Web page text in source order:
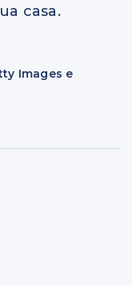
casa.
Images e